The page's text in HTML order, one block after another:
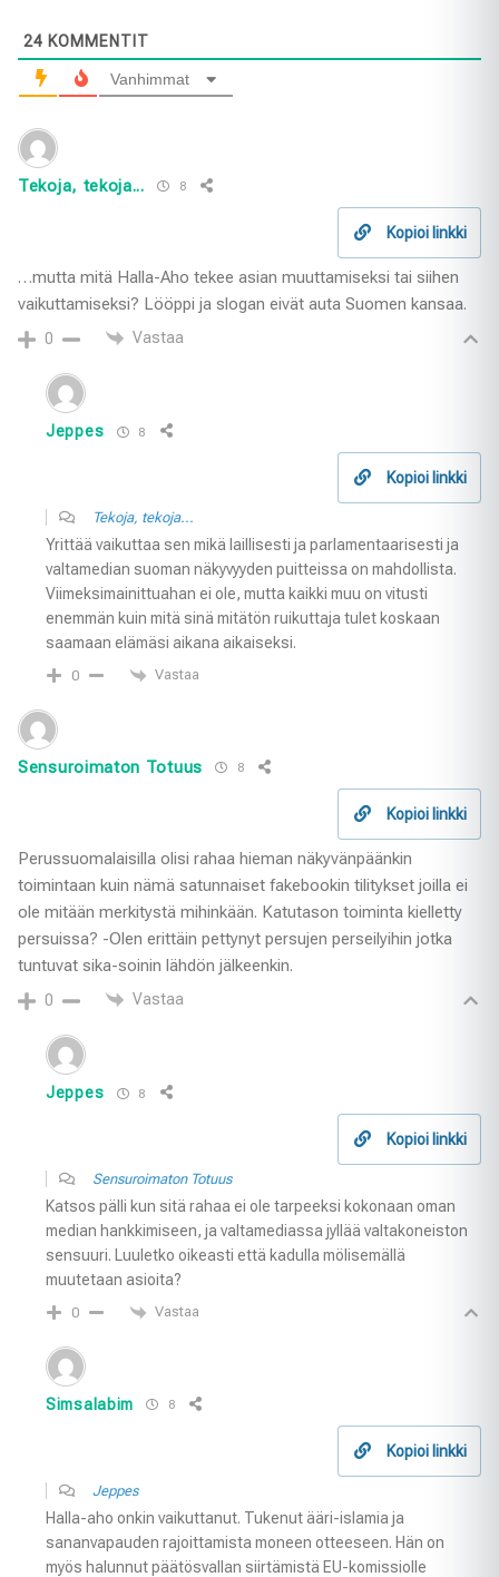
24 KOMMENTIT
Vanhimmat
Tekoja, tekoja... 8
Kopioi linkki
…mutta mitä Halla-Aho tekee asian muuttamiseksi tai siihen
vaikuttamiseksi? Lööppi ja slogan eivät auta Suomen kansaa.
0 Vastaa
Jeppes 8
Kopioi linkki
Tekoja, tekoja...
Yrittää vaikuttaa sen mikä laillisesti ja parlamentaarisesti ja
valtamedian suoman näkyvyyden puitteissa on mahdollista.
Viimeksimainittuahan ei ole, mutta kaikki muu on vitusti
enemmän kuin mitä sinä mitätön ruikuttaja tulet koskaan
saamaan elämäsi aikana aikaiseksi.
0 Vastaa
Sensuroimaton Totuus 8
Kopioi linkki
Perussuomalaisilla olisi rahaa hieman näkyvänpäänkin
toimintaan kuin nämä satunnaiset fakebookin tilitykset joilla ei
ole mitään merkitystä mihinkään. Katutason toiminta kielletty
persuissa? -Olen erittäin pettynyt persujen perseilyihin jotka
tuntuvat sika-soinin lähdön jälkeenkin.
0 Vastaa
Jeppes 8
Kopioi linkki
Sensuroimaton Totuus
Katsos pälli kun sitä rahaa ei ole tarpeeksi kokonaan oman
median hankkimiseen, ja valtamediassa jyllää valtakoneiston
sensuuri. Luuletko oikeasti että kadulla mölisemällä
muutetaan asioita?
0 Vastaa
Simsalabim 8
Kopioi linkki
Jeppes
Halla-aho onkin vaikuttanut. Tukenut ääri-islamia ja
sananvapauden rajoittamista moneen otteeseen. Hän on
myös halunnut päätösvallan siirtämistä EU-komissiolle